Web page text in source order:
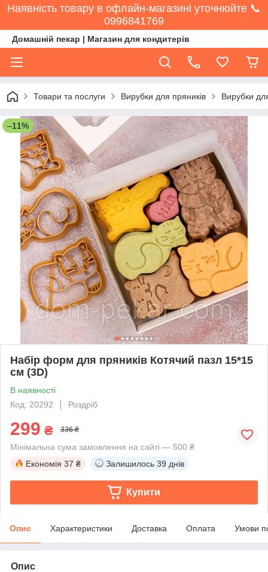
Наявність товару в офлайн-магазині уточнюйте 📞
0996841769
Домашній пекар | Магазин для кондитерів
Товари та послуги Вирубки для пряників Вирубки
–11%
Набір форм для пряників Котячий пазл 15*15
см (3D)
В наявності
Код: 20292
Роздріб
299 ₴ 336 ₴
Мінімальна сума замовлення на сайті — 500 ₴
Економія 37 ₴ Залишилось 39 днів
Купити
Опис Характеристики Доставка Оплата Умови
Опис